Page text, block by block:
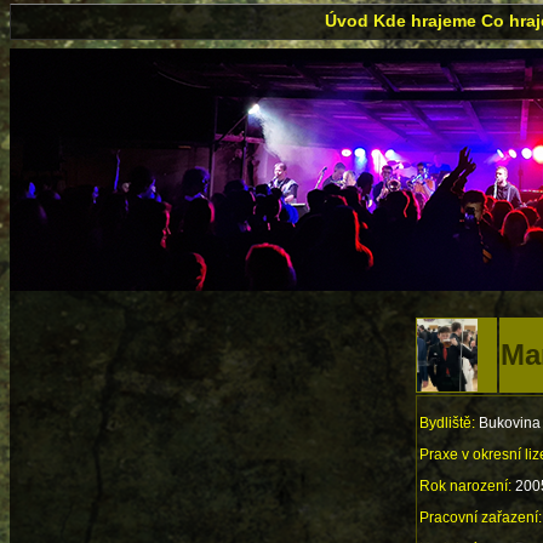
Úvod Kde hrajeme Co
Bydliště:Bukovina
Praxe v okresní
Rok narození:
Pracovní zařazení: